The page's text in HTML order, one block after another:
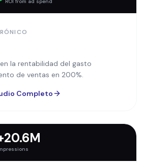
ROI from ad spend
la rentabilidad del gasto
de ventas en 200%.
Completo